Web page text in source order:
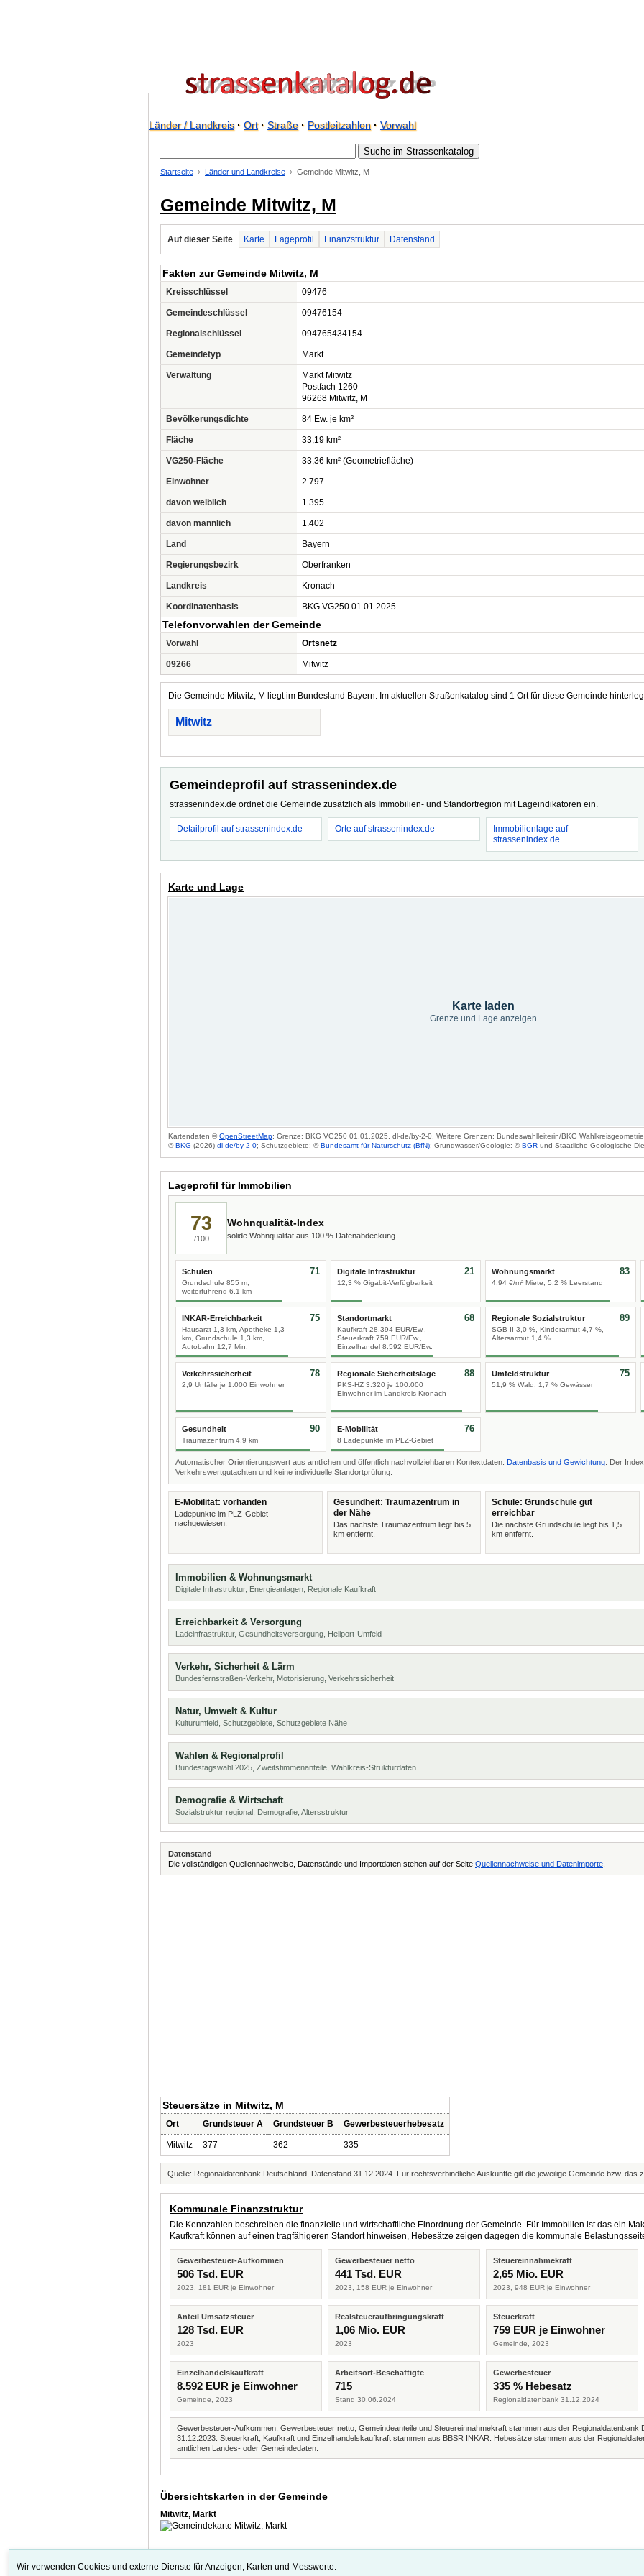
Länder / Landkreis· Ort· Straße· Postleitzahlen· Vorwahl
Startseite Länder und Landkreise Gemeinde Mitwitz, M
Gemeinde Mitwitz, M
Auf dieser Seite Karte Lageprofil Finanzstruktur Datenstand
Fakten zur Gemeinde Mitwitz, M
Kreisschlüssel 09476
Gemeindeschlüssel 09476154
Regionalschlüssel 094765434154
Gemeindetyp Markt
Verwaltung
Markt Mitwitz
Postfach 1260
96268 Mitwitz, M
Bevölkerungsdichte 84 Ew. je km²
Fläche 33,19 km²
VG250-Fläche 33,36 km² (Geometriefläche)
Einwohner 2.797
davon weiblich 1.395
davon männlich 1.402
Land Bayern
Regierungsbezirk Oberfranken
Landkreis Kronach
Koordinatenbasis BKG VG250 01.01.2025
Telefonvorwahlen der Gemeinde
Vorwahl Ortsnetz
09266 Mitwitz
Die Gemeinde Mitwitz, M liegt im Bundesland Bayern. Im aktuellen Straßenkatalog sind 1 Ort für diese Gemeinde
Mitwitz
Gemeindeprofil auf strassenindex.de
strassenindex.de ordnet die Gemeinde zusätzlich als Immobilien- und Standortregion mit Lageindikatoren ein.
Detailprofil auf strassenindex.de Orte auf strassenindex.de
Immobilienlage auf
strassenindex.de
Karte und Lage
Karte laden
Grenze und Lage anzeigen
Kartendaten ©OpenStreetMap; Grenze: BKG VG250 01.01.2025, dl-de/by-2-0. Weitere Grenzen: Bundeswahlleiterin/BKG
©BKG (2026) dl-de/by-2-0; Schutzgebiete: ©Bundesamt für Naturschutz (BfN); Grundwasser/Geologie: ©BGR und Staatliche Geologische
Lageprofil für Immobilien
73
/100
Wohnqualität-Index
solide Wohnqualität aus 100 % Datenabdeckung.
Schulen
Grundschule 855 m,
weiterführend 6,1 km
71 Digitale Infrastruktur
12,3 % Gigabit-Verfügbarkeit
21 Wohnungsmarkt
4,94 €/m² Miete, 5,2 % Leerstand
83
INKAR-Erreichbarkeit
Hausarzt 1,3 km, Apotheke 1,3
km, Grundschule 1,3 km,
Autobahn 12,7 Min.
75 Standortmarkt
Kaufkraft 28.394 EUR/Ew.,
Steuerkraft 759 EUR/Ew.,
Einzelhandel 8.592 EUR/Ew.
68 Regionale Sozialstruktur
SGB II 3,0 %, Kinderarmut 4,7 %,
Altersarmut 1,4 %
89
Verkehrssicherheit
2,9 Unfälle je 1.000 Einwohner
78 Regionale Sicherheitslage
PKS-HZ 3.320 je 100.000
Einwohner im Landkreis Kronach
88 Umfeldstruktur
51,9 % Wald, 1,7 % Gewässer
75
Gesundheit
Traumazentrum 4,9 km
90 E-Mobilität
8 Ladepunkte im PLZ-Gebiet
76
Automatischer Orientierungswert aus amtlichen und öffentlich nachvollziehbaren Kontextdaten. Datenbasis und Gewichtung . Der
Verkehrswertgutachten und keine individuelle Standortprüfung.
E-Mobilität: vorhanden
Ladepunkte im PLZ-Gebiet
nachgewiesen.
Gesundheit: Traumazentrum in
der Nähe
Das nächste Traumazentrum liegt bis 5
km entfernt.
Schule: Grundschule gut
erreichbar
Die nächste Grundschule liegt bis 1,5
km entfernt.
Immobilien & Wohnungsmarkt
Digitale Infrastruktur, Energieanlagen, Regionale Kaufkraft
Erreichbarkeit & Versorgung
Ladeinfrastruktur, Gesundheitsversorgung, Heliport-Umfeld
Verkehr, Sicherheit & Lärm
Bundesfernstraßen-Verkehr, Motorisierung, Verkehrssicherheit
Natur, Umwelt & Kultur
Kulturumfeld, Schutzgebiete, Schutzgebiete Nähe
Wahlen & Regionalprofil
Bundestagswahl 2025, Zweitstimmenanteile, Wahlkreis-Strukturdaten
Demografie & Wirtschaft
Sozialstruktur regional, Demografie, Altersstruktur
Datenstand
Die vollständigen Quellennachweise, Datenstände und Importdaten stehen auf der Seite Quellennachweise und Datenimporte
Steuersätze in Mitwitz, M
Ort Grundsteuer A Grundsteuer B Gewerbesteuerhebesatz
Mitwitz 377 362 335
Quelle: Regionaldatenbank Deutschland, Datenstand 31.12.2024. Für rechtsverbindliche Auskünfte gilt die jeweilige Gemeinde bzw. das
Kommunale Finanzstruktur
Die Kennzahlen beschreiben die finanzielle und wirtschaftliche Einordnung der Gemeinde. Für Immobilien ist das ein
Kaufkraft können auf einen tragfähigeren Standort hinweisen, Hebesätze zeigen dagegen die kommunale
Gewerbesteuer-Aufkommen
506 Tsd. EUR
2023, 181 EUR je Einwohner
Gewerbesteuer netto
441 Tsd. EUR
2023, 158 EUR je Einwohner
Steuereinnahmekraft
2,65 Mio. EUR
2023, 948 EUR je Einwohner
Anteil Umsatzsteuer
128 Tsd. EUR
2023
Realsteueraufbringungskraft
1,06 Mio. EUR
2023
Steuerkraft
759 EUR je Einwohner
Gemeinde, 2023
Einzelhandelskaufkraft
8.592 EUR je Einwohner
Gemeinde, 2023
Arbeitsort-Beschäftigte
715
Stand 30.06.2024
Gewerbesteuer
335 % Hebesatz
Regionaldatenbank 31.12.2024
Gewerbesteuer-Aufkommen, Gewerbesteuer netto, Gemeindeanteile und Steuereinnahmekraft stammen aus der
31.12.2023. Steuerkraft, Kaufkraft und Einzelhandelskaufkraft stammen aus BBSR INKAR. Hebesätze stammen aus der
amtlichen Landes- oder Gemeindedaten.
Übersichtskarten in der Gemeinde
Mitwitz, Markt
Wir verwenden Cookies und externe Dienste für Anzeigen, Karten und Messwerte.